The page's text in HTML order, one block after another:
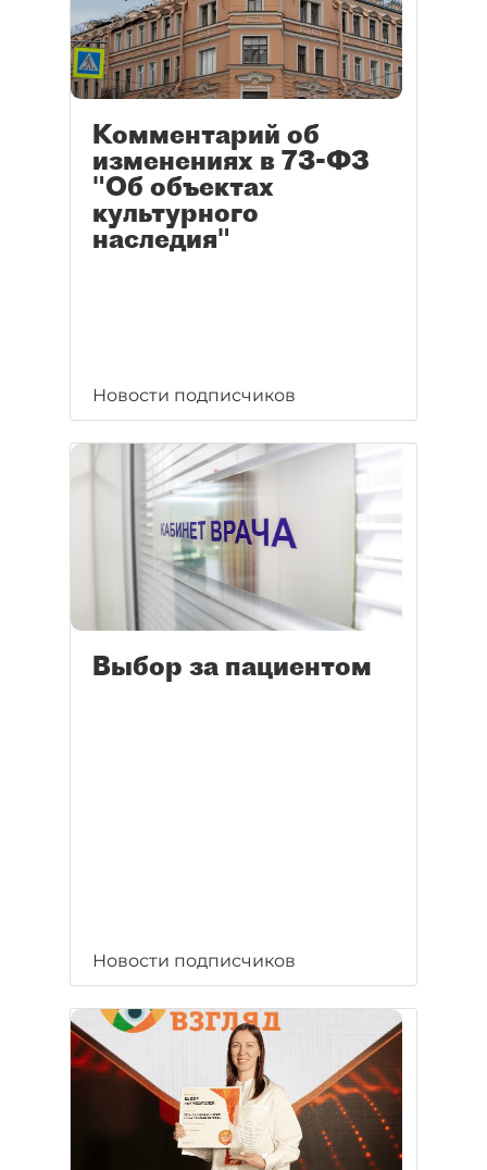
Комментарий об
изменениях в 73-ФЗ
"Об объектах
культурного
наследия"
Новости подписчиков
Выбор за пациентом
Новости подписчиков